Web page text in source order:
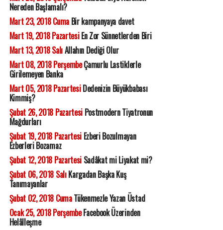
Nereden Başlamalı?
Mart 23, 2018 CumaBir kampanyaya davet
Mart 19, 2018 PazartesiEn Zor Sünnetlerden Biri
Mart 13, 2018 SalıAllahın Dediği Olur
Mart 08, 2018 PerşembeÇamurlu Lastiklerle
Girilemeyen Banka
Mart 05, 2018 PazartesiDedenizin Büyükbabası
Kimmiş?
Şubat 26, 2018 PazartesiPostmodern Tiyatronun
Mağdurları
Şubat 19, 2018 PazartesiEzberi Bozulmayan
Ezberleri Bozamaz
Şubat 12, 2018 PazartesiSadâkat mi Liyakat mi?
Şubat 06, 2018 SalıKargadan Başka Kuş
Tanımayanlar
Şubat 02, 2018 CumaTükenmezle Yazan Üstad
Ocak 25, 2018 PerşembeFacebook Üzerinden
Helâlleşme